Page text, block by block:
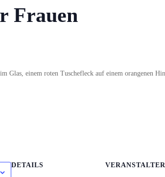
Frauen
DETAILS VERANSTALTER